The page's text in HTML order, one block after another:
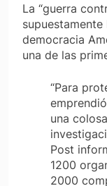
La “guerra
democracia
una de las
“Para
una
Post
1200
2000